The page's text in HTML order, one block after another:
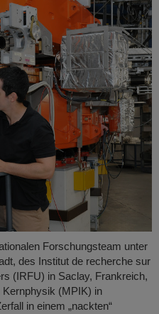
Forschungsteam unter
des Institut de recherche sur
(IRFU) in Saclay, Frankreich,
(MPIK) in
in einem „nackten“